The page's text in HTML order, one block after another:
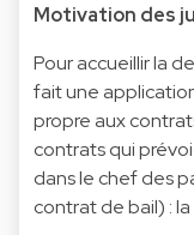
Motivation des
Pour accueillir la
fait une
propre aux
contrats qui
dans le chef des
contrat de bail) :